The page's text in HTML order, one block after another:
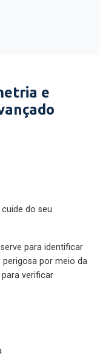
e
do seu
para identificar
por meio da
verificar